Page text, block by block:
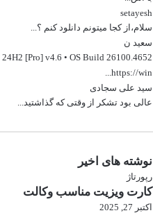
setayesh
سلام،از کجا میتونم دانلود کنم ؟...
سعید ن
[Pro] v4.6 • OS Build 26100.4652
https://win...
سید علی سجادی
عالی بود تشکر از وقتی که گذاشتید...
نوشته های اخیر
رپورتاژ
کارت ویزیت مناسب وکالت
اکتبر 27, 2025